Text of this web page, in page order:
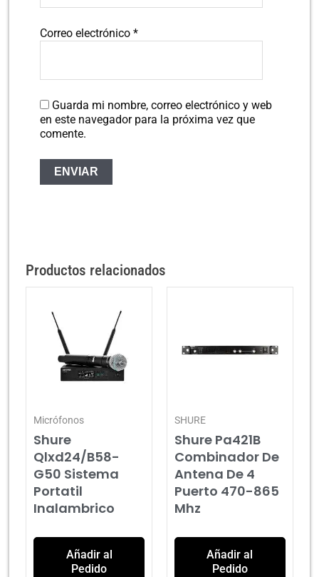
Correo electrónico*
Guarda mi nombre, correo electrónico y web
en este navegador para la próxima vez que
comente.
Productos relacionados
Micrófonos
Shure
Qlxd24/B58-
G50 Sistema
Portatil
Inalambrico
Añadir al
Pedido
SHURE
Shure Pa421B
Combinador De
Antena De 4
Puerto 470-865
Mhz
Añadir al
Pedido